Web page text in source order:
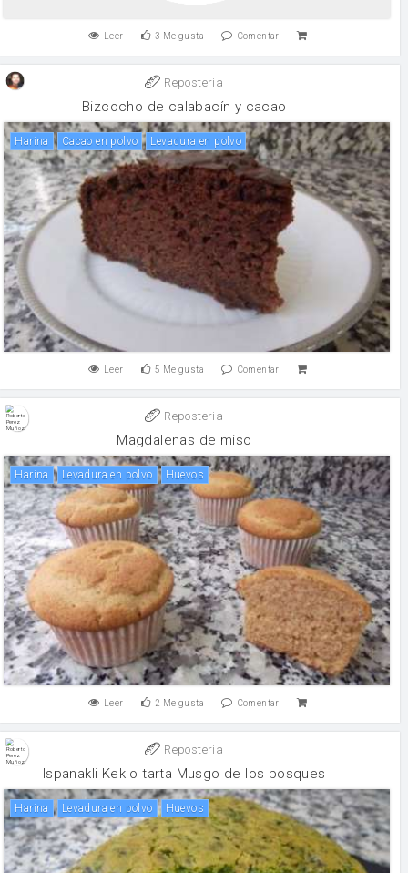
Leer 3 Me gusta Comentar
Reposteria
Bizcocho de calabacín y cacao
harina Cacao en polvo levadura en polvo
Leer 5 Me gusta Comentar
Reposteria
Magdalenas de miso
harina levadura en polvo huevos
Leer 2 Me gusta Comentar
Reposteria
Ispanakli Kek o tarta Musgo de los bosques
harina levadura en polvo huevos